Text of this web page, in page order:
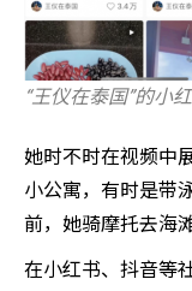
“王仪在泰国”的小
她时不时在视频中
小公寓，有时是带
前，她骑摩托去海
在小红书、抖音等